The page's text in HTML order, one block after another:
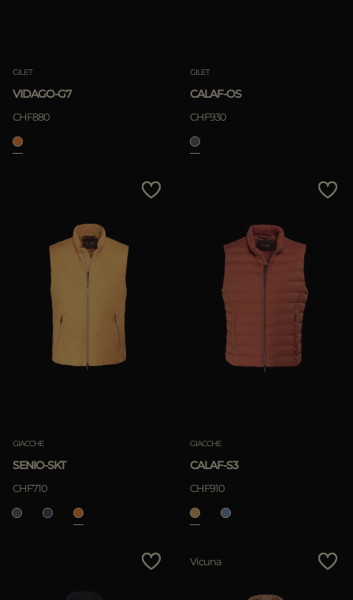
GILET
VIDAGO-G7
CHF880
GILET
CALAF-OS
CHF930
GIACCHE
SENIO-SKT
CHF710
GIACCHE
CALAF-S3
CHF910
Vicuna